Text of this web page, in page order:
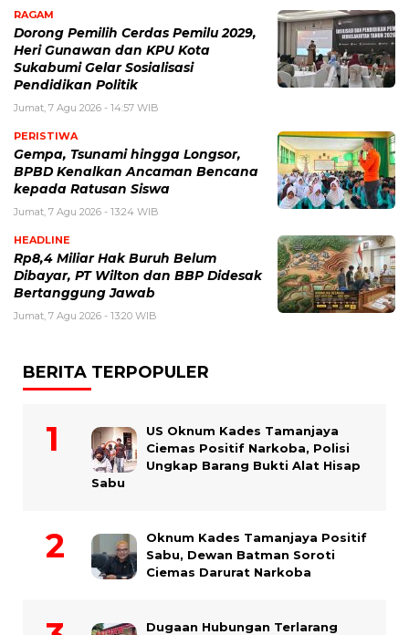
RAGAM
Dorong Pemilih Cerdas Pemilu 2029,
Heri Gunawan dan KPU Kota
Sukabumi Gelar Sosialisasi
Pendidikan Politik
Jumat, 7 Agu 2026 - 14:57 WIB
PERISTIWA
Gempa, Tsunami hingga Longsor,
BPBD Kenalkan Ancaman Bencana
kepada Ratusan Siswa
Jumat, 7 Agu 2026 - 13:24 WIB
HEADLINE
Rp8,4 Miliar Hak Buruh Belum
Dibayar, PT Wilton dan BBP Didesak
Bertanggung Jawab
Jumat, 7 Agu 2026 - 13:20 WIB
BERITA TERPOPULER
US Oknum Kades Tamanjaya
Ciemas Positif Narkoba, Polisi
Ungkap Barang Bukti Alat Hisap
Sabu
Oknum Kades Tamanjaya Positif
Sabu, Dewan Batman Soroti
Ciemas Darurat Narkoba
Dugaan Hubungan Terlarang